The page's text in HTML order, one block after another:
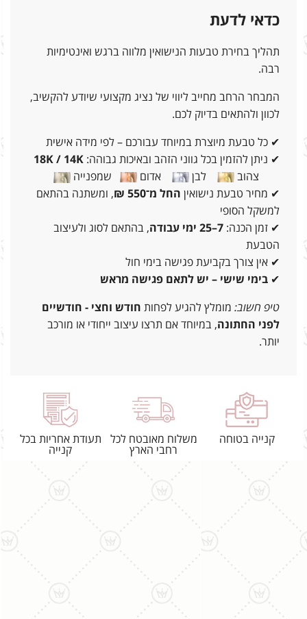
כדאי לדעת
תהליך בחירת טבעות הנישואין מלווה ברגש ואינטימיות
רבה.
המבחר הרחב מחייב ליווי של נציג מקצועי שיודע להקשיב,
לכוון ולהתאים בדיוק לכם.
✔ כל טבעת מיוצרת במיוחד עבורכם – לפי מידה אישית
✔ ניתן להזמין בכל גווני הזהב ובאיכות גבוהה: 18K / 14K
צהוב
לבן אדום
שמפנייה
✔ מחיר טבעת נישואין החל מ־550 ₪
, ומשתנה בהתאם
למשקל הסופי
✔ זמן הכנה: 7–25 ימי עבודה
, בהתאם לסוג ולעיצוב
הטבעת
✔ אין צורך בקביעת פגישה בימי חול
✔ בימי שישי – יש לתאם פגישה מראש
טיפ חשוב: מומלץ להגיע לפחות חודש וחצי - חודשיים
לפני החתונה, במיוחד אם תרצו עיצוב ייחודי או מורכב
יותר.
קנייה בטוחה
משלוח מאובטח לכל
רחבי הארץ
תעודת אחריות בכל
קנייה